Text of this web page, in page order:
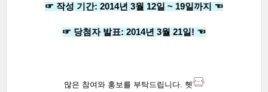
☞ 작성 기간: 2014년 3월 12일 ~ 19일까지 ☜
☞ 당첨자 발표: 2014년 3월 21일! ☜
많은 참여와 홍보를 부탁드립니다. 헷